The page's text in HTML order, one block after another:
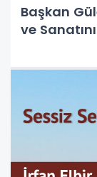
Başkan
ve